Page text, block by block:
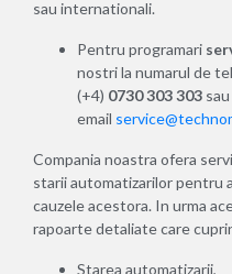
sau internationali.
Pentru programari
nostri la numarul de
(+4) 0730 303 303 sau
email
Compania noastra ofera
starii automatizarilor pentru
cauzele acestora. In urma
rapoarte detaliate care
Starea automatizarii,